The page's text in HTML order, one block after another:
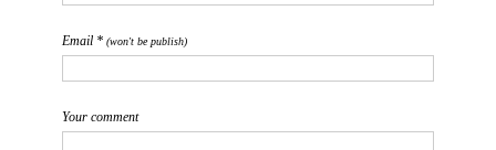
Email * (won't be publish)
Your comment